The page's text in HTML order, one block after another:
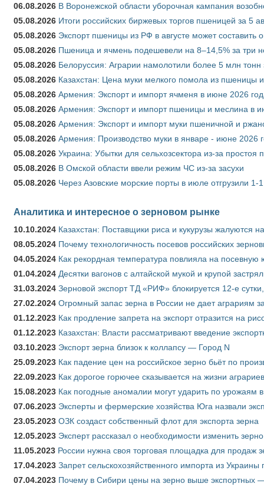
06.08.2026 В Воронежской области уборочная кампания
05.08.2026 Итоги российских биржевых торгов пшеницей за 5
05.08.2026 Экспорт пшеницы из РФ в августе может составить
05.08.2026 Пшеница и ячмень подешевели на 8–14,5% за три
05.08.2026 Белоруссия: Аграрии намолотили более 5 млн тонн
05.08.2026 Казахстан: Цена муки мелкого помола из пшеницы
05.08.2026 Армения: Экспорт и импорт ячменя в июне 2026
05.08.2026 Армения: Экспорт и импорт пшеницы и меслина в
05.08.2026 Армения: Экспорт и импорт муки пшеничной и
05.08.2026 Армения: Производство муки в январе - июне 2026
05.08.2026 Украина: Убытки для сельхозсектора из-за простоя
05.08.2026 В Омской области ввели режим ЧС из-за засухи
05.08.2026 Через Азовские морские порты в июле отгрузили
Аналитика и интересное о зерновом рынке
10.10.2024 Казахстан: Поставщики риса и кукурузы жалуются
08.05.2024 Почему технологичность посевов российских
04.05.2024 Как рекордная температура повлияла на
01.04.2024 Десятки вагонов с алтайской мукой и крупой
31.03.2024 Зерновой экспорт ТД «РИФ» блокируется 12-е
27.02.2024 Огромный запас зерна в России не дает аграриям
01.12.2023 Как продление запрета на экспорт отразится на
01.12.2023 Казахстан: Власти рассматривают введение
03.10.2023 Экспорт зерна близок к коллапсу — Город N
25.09.2023 Как падение цен на российское зерно бьёт по
22.09.2023 Как дорогое горючее сказывается на жизни аграриев
15.08.2023 Как погодные аномалии могут ударить по урожаям
07.06.2023 Эксперты и фермерские хозяйства Юга назвали
23.05.2023 ОЗК создаст собственный флот для экспорта зерна
12.05.2023 Эксперт рассказал о необходимости изменить
11.05.2023 России нужна своя торговая площадка для продаж
17.04.2023 Запрет сельскохозяйственного импорта из
07.04.2023 Почему в Сибири цены на зерно выше экспортных